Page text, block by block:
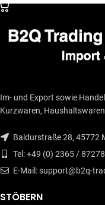
Im- und Export sowie
Kurzwaren,
Baldurstraße 28, 45772
Tel: +49 (0) 2365 /
E-Mail: support@b2q-
STÖBERN